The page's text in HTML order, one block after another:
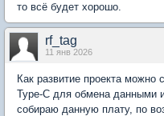
то всё будет хорошо.
rf_tag
11 янв 2026
Как развитие проекта можно
Type-C для обмена данными
собираю данную плату, по